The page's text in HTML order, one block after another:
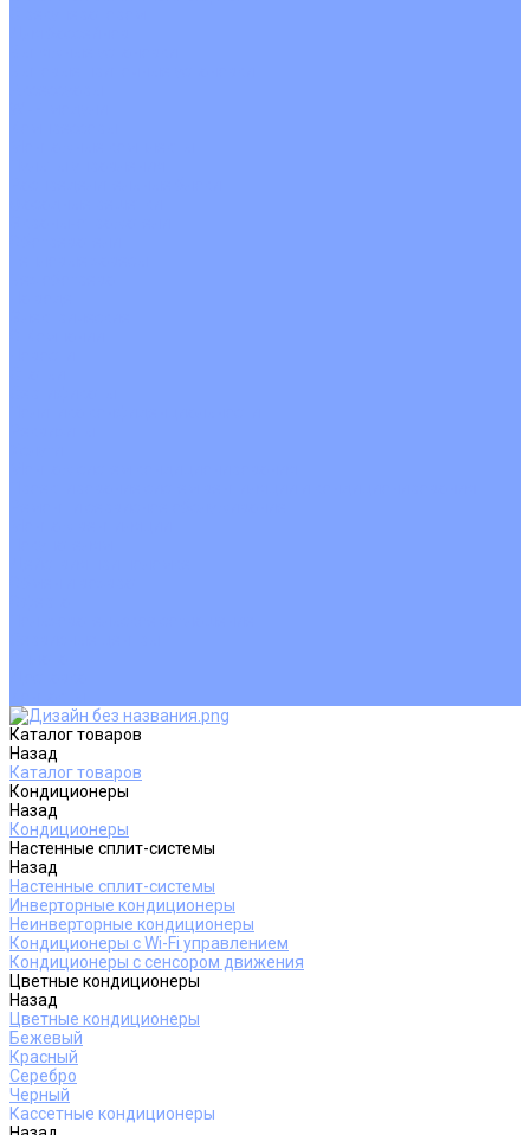
Каталог товаров
Назад
Каталог товаров
Кондиционеры
Назад
Кондиционеры
Настенные сплит-системы
Назад
Настенные сплит-системы
Инверторные кондиционеры
Неинверторные кондиционеры
Кондиционеры с Wi-Fi управлением
Кондиционеры с сенсором движения
Цветные кондиционеры
Назад
Цветные кондиционеры
Бежевый
Красный
Серебро
Черный
Кассетные кондиционеры